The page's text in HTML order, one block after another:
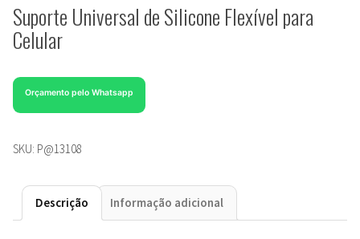
Suporte Universal de Silicone Flexível para
Celular
Orçamento pelo Whatsapp
SKU: P@13108
Descrição Informação adicional